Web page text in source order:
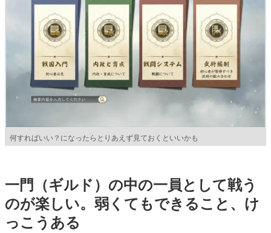
何すればいい？になったらとりあえず見ておくといいかも
一門（ギルド）の中の一員として戦う
のが楽しい。弱くてもできること、け
っこうある